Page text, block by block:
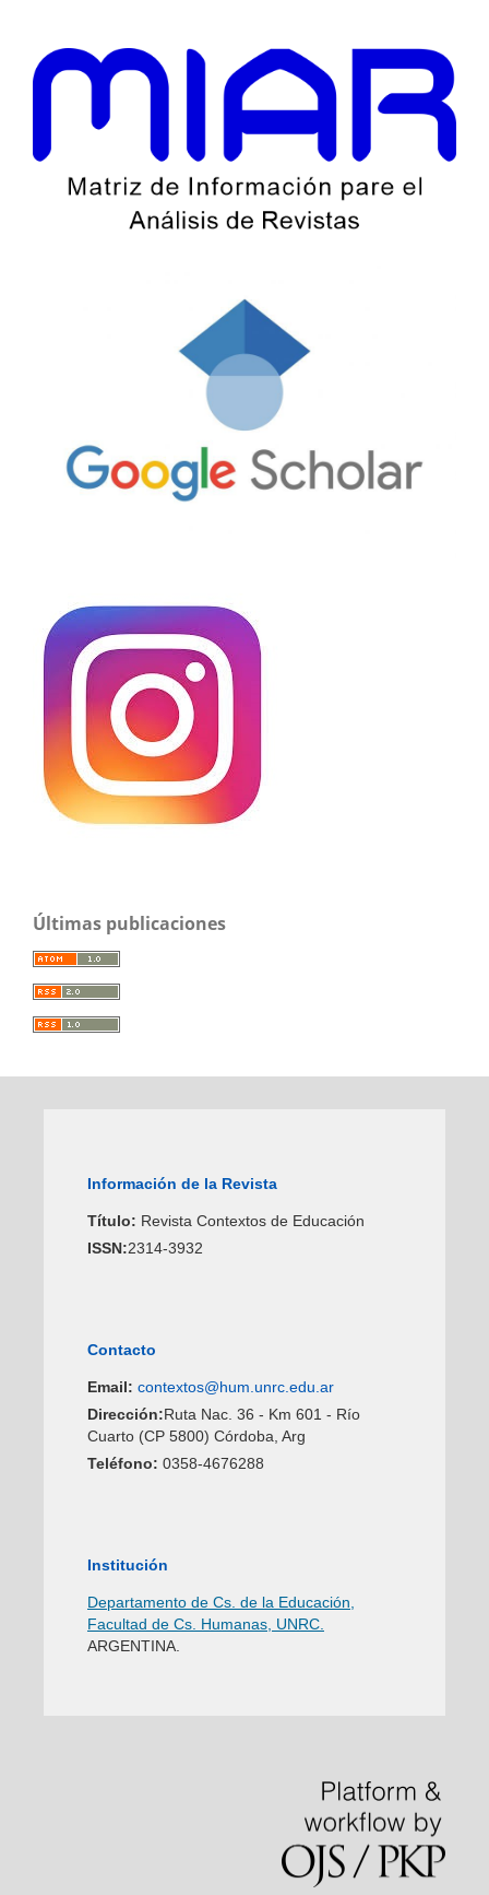
Últimas publicaciones
Información de la Revista
Título: Revista Contextos de Educación
ISSN:2314-3932
Contacto
Email: contextos@hum.unrc.edu.ar
Dirección:Ruta Nac. 36 - Km 601 - Río
Cuarto (CP 5800) Córdoba, Arg
Teléfono: 0358-4676288
Institución
Departamento de Cs. de la Educación,
Facultad de Cs. Humanas, UNRC.
ARGENTINA.